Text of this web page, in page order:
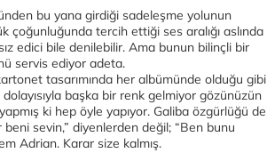
bu yana girdiği sadeleşme yolunun
çoğunluğunda tercih ettiği ses aralığı aslında
edici bile denilebilir. Ama bunun bilinçli bir
servis ediyor adeta.
tasarımında her albümünde olduğu gibi
dolayısıyla başka bir renk gelmiyor gözünüzün
ki hep öyle yapıyor. Galiba özgürlüğü de
sevin,” diyenlerden değil; “Ben bunu
Adrian. Karar size kalmış.